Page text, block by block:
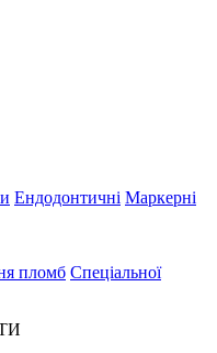
Ендодонтичні Маркерні
пломб Спеціальної